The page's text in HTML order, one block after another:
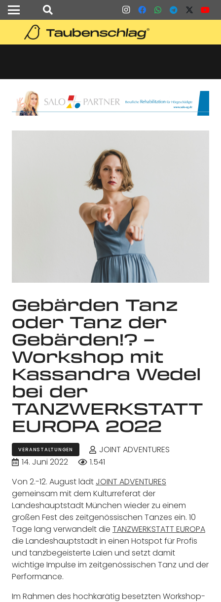
Gebärden Tanz
oder Tanz der
Gebärden!? –
Workshop mit
Kassandra Wedel
bei der
TANZWERKSTATT
EUROPA 2022
VERANSTALTUNGEN
JOINT ADVENTURES
14. Juni 2022
1.541
Von 2.-12. August lädt JOINT ADVENTURES
gemeinsam mit dem Kulturreferat der
Landeshauptstadt München wieder zu einem
großen Fest des zeitgenössischen Tanzes ein. 10
Tage lang verwandelt die TANZWERKSTATT EUROPA
die Landeshauptstadt in einen Hotspot für Profis
und tanzbegeisterte Laien und setzt damit
wichtige Impulse im zeitgenössischen Tanz und der
Performance.
Im Rahmen des hochkarätig besetzten Workshop-